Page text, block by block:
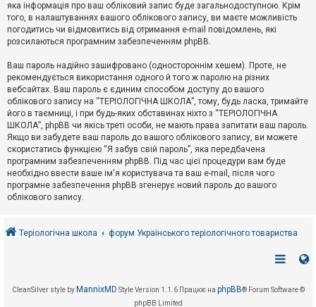
Д
о
м
о
г
яка інформація про ваш обліковий запис буде загальнодоступною. Крім
того, в налаштуваннях вашого облікового запису, ви маєте можливість
погодитись чи відмовитись від отримання e-mail повідомлень, які
розсилаються програмним забезпеченням phpBB.
Ваш пароль надійно зашифровано (одностороннім хешем). Проте, не
рекомендується використання одного й того ж паролю на різних
вебсайтах. Ваш пароль є єдиним способом доступу до вашого
облікового запису на “ТЕРІОЛОГІЧНА ШКОЛА”, тому, будь ласка, тримайте
його в таємниці, і при будь-яких обставинах ніхто з “ТЕРІОЛОГІЧНА
ШКОЛА”, phpBB чи якісь треті особи, не мають права запитати ваш пароль.
Якщо ви забудете ваш пароль до вашого облікового запису, ви можете
скористатись функцією “Я забув свій пароль”, яка передбачена
програмним забезпеченням phpBB. Під час цієї процедури вам буде
необхідно ввести ваше ім'я користувача та ваш e-mail, після чого
програмне забезпечення phpBB згенерує новий пароль до вашого
облікового запису.
Теріологічна школа форум Українського теріологічного товариства
CleanSilver style by MannixMD Style Version 1.1.6 Працює на phpBB® Forum Software ©
phpBB Limited